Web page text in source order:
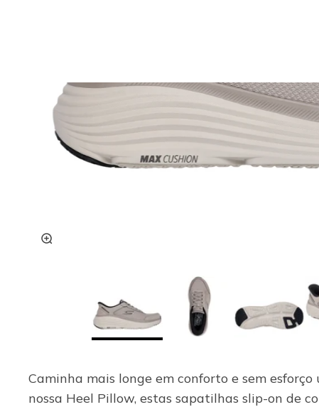
Caminha mais longe em conforto e sem
nossa Heel Pillow, estas sapatilhas slip-on de